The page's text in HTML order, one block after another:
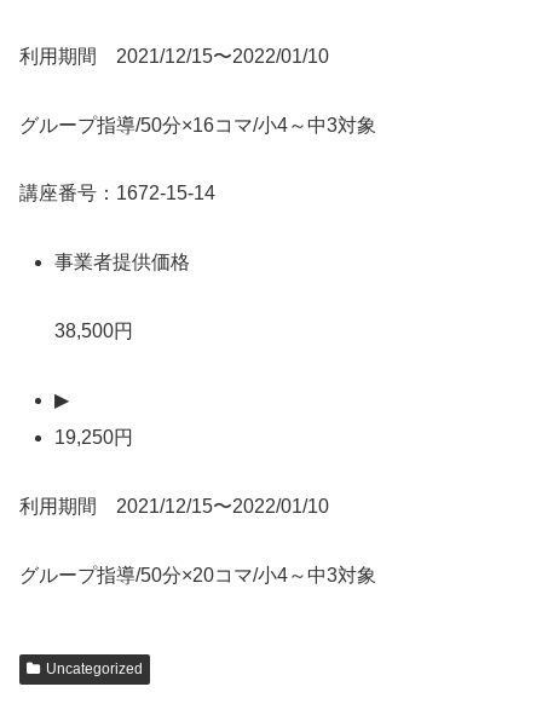
利用期間 2021/12/15〜2022/01/10
グループ指導/50分×16コマ/小4～中3対象
講座番号：1672-15-14
事業者提供価格
38,500円
▶
19,250円
利用期間 2021/12/15〜2022/01/10
グループ指導/50分×20コマ/小4～中3対象
Uncategorized